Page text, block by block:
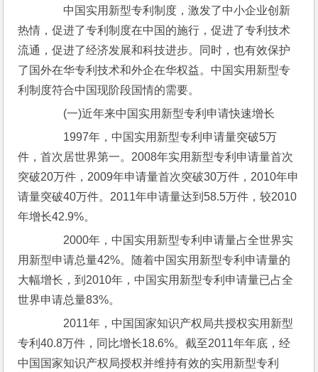
中国实用新型专利制度，激发了中小企业创新
热情，促进了专利制度在中国的施行，促进了专利技术
流通，促进了经济发展和科技进步。同时，也有效保护
了国外在华专利技术和外企在华权益。中国实用新型专
利制度符合中国现阶段国情的需要。
(一)近年来中国实用新型专利申请快速增长
1997年，中国实用新型专利申请量突破5万
件，首次居世界第一。2008年实用新型专利申请量首次
突破20万件，2009年申请量首次突破30万件，2010年申
请量突破40万件。2011年申请量达到58.5万件，较2010
年增长42.9%。
2000年，中国实用新型专利申请量占全世界实
用新型申请总量42%。随着中国实用新型专利申请量的
大幅增长，到2010年，中国实用新型专利申请量已占全
世界申请总量83%。
2011年，中国国家知识产权局共授权实用新型
专利40.8万件，同比增长18.6%。截至2011年年底，经
中国国家知识产权局授权并维持有效的实用新型专利